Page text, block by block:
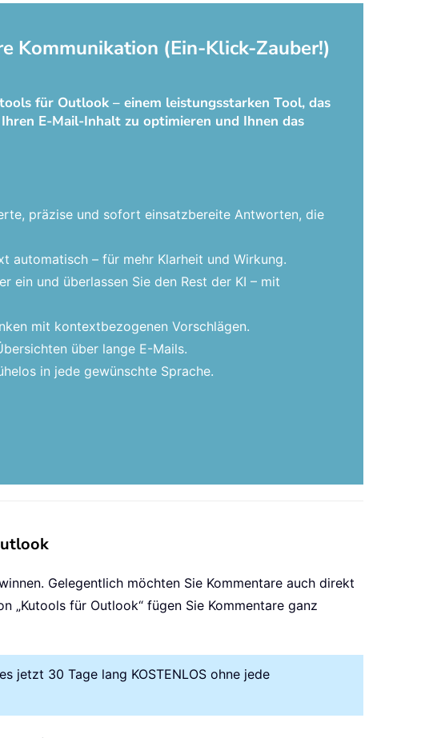
Kommunikation (Ein-Klick-Zauber!)
für Outlook – einem leistungsstarken Tool, das
E-Mail-Inhalt zu optimieren und Ihnen das
präzise und sofort einsatzbereite Antworten, die
automatisch – für mehr Klarheit und Wirkung.
ein und überlassen Sie den Rest der KI – mit
mit kontextbezogenen Vorschlägen.
über lange E-Mails.
in jede gewünschte Sprache.
Gelegentlich möchten Sie Kommentare auch direkt
„Kutools für Outlook“ fügen Sie Kommentare ganz
jetzt 30 Tage lang KOSTENLOS ohne jede